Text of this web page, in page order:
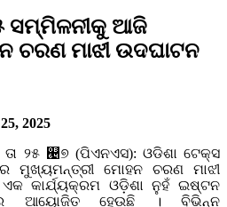
ସମ୍ମିଳନୀକୁ ଆଜି
ଚରଣ ମାଝୀ ଉଦଘାଟନ
2025
ତା ୨୫ ୤୭ (ପିଏନଏସ): ଓଡିଶା ଟେକ୍ସ
ମୁଖ୍ୟମନ୍ତ୍ରୀ ମୋହନ ଚରଣ ମାଝୀ
କାର୍ଯ୍ୟକ୍ରମ ଓଡ଼ିଶା ନୁହଁ ଇଷ୍ଟନ
ଆୟୋଜିତ ହେଉଛି । ବିଭିନ୍ନ